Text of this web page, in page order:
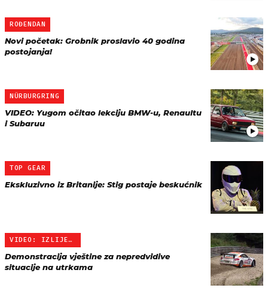
ROĐENDAN
Novi početak: Grobnik proslavio 40 godina
postojanja!
NÜRBURGRING
VIDEO: Yugom očitao lekciju BMW-u, Renaultu
i Subaruu
TOP GEAR
Ekskluzivno iz Britanije: Stig postaje beskućnik
VIDEO: IZLIJETANJE SA ST…
Demonstracija vještine za nepredvidive
situacije na utrkama